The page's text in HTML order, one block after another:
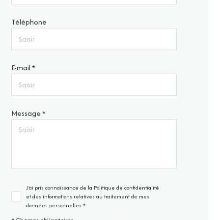
Téléphone
E-mail *
Message *
J'ai pris connaissance de la Politique de confidentialité
et des informations relatives au traitement de mes
données personnelles *